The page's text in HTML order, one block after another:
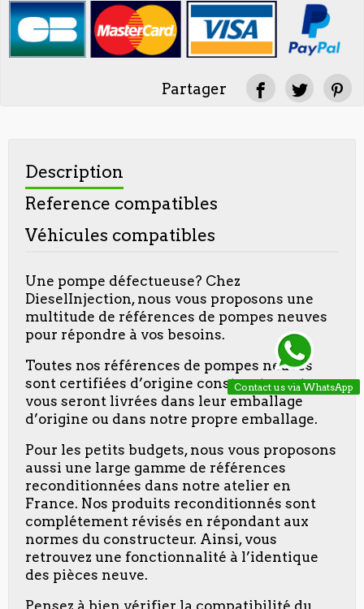
Partager
Description
Reference compatibles
Véhicules compatibles
Une pompe défectueuse? Chez
DieselInjection, nous vous proposons une
multitude de références de pompes neuves
pour répondre à vos besoins.
Toutes nos références de pompes neuves
sont certifiées d’origine constructeur et
vous seront livrées dans leur emballage
d’origine ou dans notre propre emballage.
Pour les petits budgets, nous vous proposons
aussi une large gamme de références
reconditionnées dans notre atelier en
France. Nos produits reconditionnés sont
complétement révisés en répondant aux
normes du constructeur. Ainsi, vous
retrouvez une fonctionnalité à l’identique
des pièces neuve.
Pensez à bien vérifier la compatibilité du
Contact us via WhatsApp